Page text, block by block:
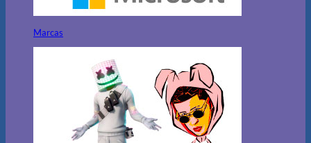
Marcas